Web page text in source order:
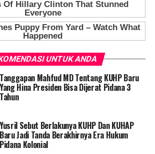
UNTUK ANDA
Tanggapan Mahfud MD Tentang KUHP Baru
Yang Hina Presiden Bisa Dijerat Pidana 3
Tahun
Yusril Sebut Berlakunya KUHP Dan KUHAP
Baru Jadi Tanda Berakhirnya Era Hukum
Pidana Kolonial